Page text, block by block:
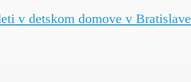
v detskom domove v Bratislave